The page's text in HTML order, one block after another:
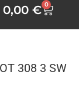
0,00€ 0
308 3 SW